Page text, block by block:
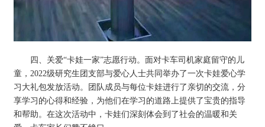
四、关爱“卡娃一家”志愿行动。面对卡车司机家庭留守的儿
童，2022级研究生团支部与爱心人士共同举办了一次卡娃爱心学
习大礼包发放活动。团队成员与每位卡娃进行了亲切的交流，分
享学习的心得和经验，为他们在学习的道路上提供了宝贵的指导
和帮助。在这次活动中，卡娃们深刻体会到了社会的温暖和关